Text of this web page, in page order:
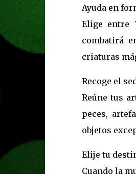
Ayuda en
Elige entre
combatirá
criaturas
Recoge el
Reúne tus
peces,
objetos
Elije tu
Cuando la